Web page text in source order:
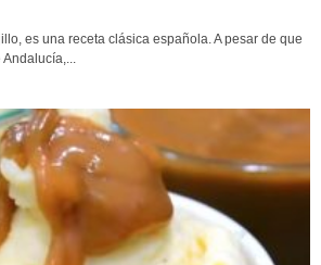
es una receta clásica española. A pesar de que